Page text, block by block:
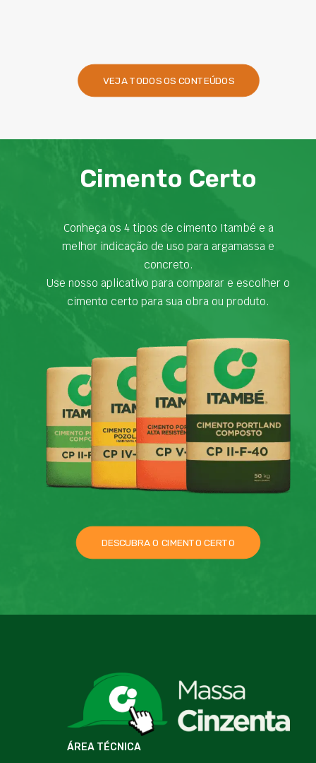
VEJA TODOS OS CONTEÚDOS
Cimento Certo
Conheça os 4 tipos de cimento Itambé e a
melhor indicação de uso para argamassa e
concreto.
Use nosso aplicativo para comparar e escolher o
cimento certo para sua obra ou produto.
DESCUBRA O CIMENTO CERTO
ÁREA TÉCNICA